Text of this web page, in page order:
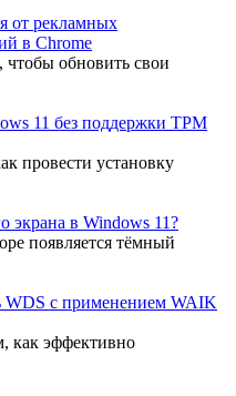
от рекламных
в Chrome
чтобы обновить свои
11 без поддержки TPM
провести установку
экрана в Windows 11?
появляется тёмный
WDS с применением WAIK
как эффективно